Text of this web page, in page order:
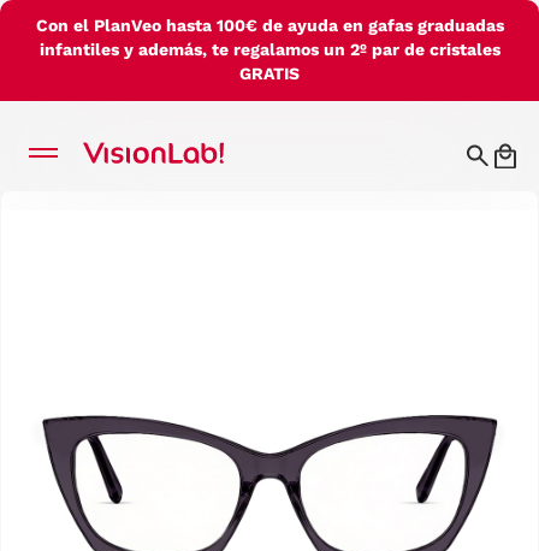
Con el PlanVeo hasta 100€ de ayuda en gafas graduadas
infantiles y además, te regalamos un 2º par de cristales
GRATIS